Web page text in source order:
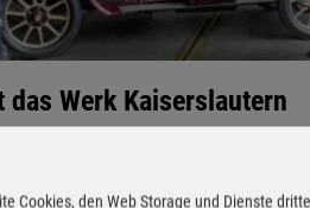
das Werk Kaiserslautern
3. Juni 1966 wurde das Opel-Werk
Cookies, den Web Storage und Dienste